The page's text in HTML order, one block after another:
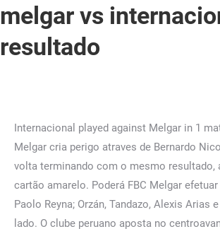
melgar vs
resultado
Internacional played against Melgar in 1 matches this season. O protagonista da classificação sobre o Colo-Colo, Pedro Henrique, começa no banco de reservas. R2, Gr. Em Arequipa, FBC Melgar cria perigo atraves de Bernardo Nicolás Cuesta que rematou forte à baliza. O Internacional perdeu três cobranças seguidas e viu o Melgar vencer a decisão por 3 a 1. Com o jogo de volta terminando com o mesmo resultado, a partida acabou indo para as penalidades. 2 minutos a mais vão ser jogados na primeira parte. Bernardo Nicolás Cuesta (FBC Melgar) vê o cartão amarelo. Poderá FBC Melgar efetuar um ataque perigoso com este lançamento lateral dentro do meio-campo de FBC Melgar? -. Cáceda; Alejandro Ramos, Deneumostier, Galeano e Paolo Reyna; Orzán, Tandazo, Alexis Arias e Martín Pérez Guedes; Bordacahar e Bernardo Cuesta. Martin Perez Guedes (FBC Melgar) tem uma oportunidade em Arequipa, mas rematou ao lado. O clube peruano aposta no centroavante Bernardo Cuesta. Resultado Final. Na defesa, por exemplo, três dos quatro atletas têm 23 anos ou menos. 6' Alan Patrick cobra escanteio da esquerda com cruzamento na área e Cáceda sobe para ficar com a bola. Lançamento lateral para FBC Melgar próximo da grande área. Internacional RS faz a sua quarto substituição, saindo Edenilson e entrando Liziero. Na segunda etapa, aos 28 minutos, o Inter acabou ficando desfalcado após a expulsão de Gabriel - que cometeu uma falta brusca e tomou o cartão vermelho direto. Aos 25 minutos do primeiro tempo, de cabeça, Edenílson balançou a rede, porém, estava impedido e teve o gol anulado. Aos 28 do segundo tempo, Gabriel tomou cartão vermelho após pisão em Arias. 2' Wanderson é acionado no lado esquerdo da área e cruza. Sofascore livescore está disponível no iPhone e iPad app, Android app no Google Play e Windows phone app. Nos últimos 20 jogos fora para todas as competições há 1 período que se destaca: sofreu 7 dos seus 18 gols entre os minutos (76'‑90'). Edenílson, Taison e Pena perdem. 90+3' Kenji Cabrera se livra da marcação na esquerda e cruza na segunda trave. 49' Carlos de Pena cobra escanteio da direita com cruzamento fechado e Cáceda defende. A7, U19 European Championship, Women, Qual. Pontapé livre para Internacional RS no